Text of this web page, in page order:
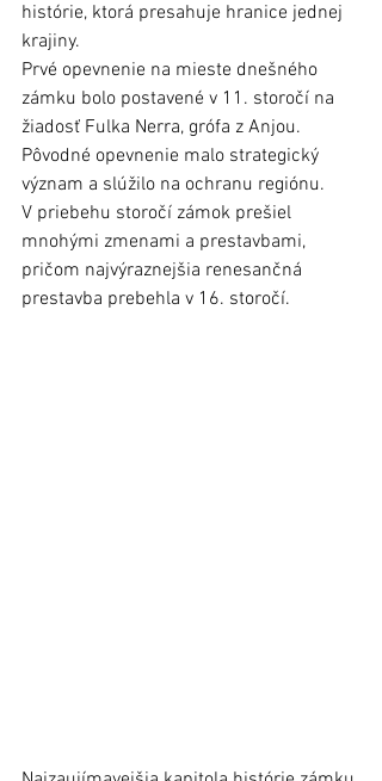
histórie, ktorá presahuje hranice jednej
krajiny.
Prvé opevnenie na mieste dnešného
zámku bolo postavené v 11. storočí na
žiadosť Fulka Nerra, grófa z Anjou.
Pôvodné opevnenie malo strategický
význam a slúžilo na ochranu regiónu.
V priebehu storočí zámok prešiel
mnohými zmenami a prestavbami,
pričom najvýraznejšia renesančná
prestavba prebehla v 16. storočí.